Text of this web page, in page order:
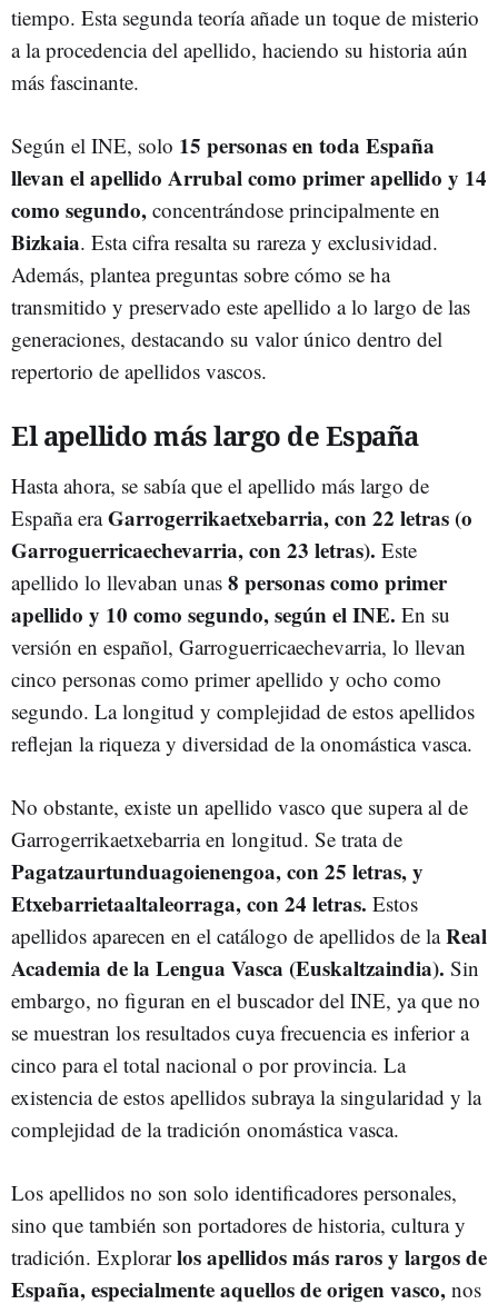
tiempo. Esta segunda teoría añade un toque de misterio
a la procedencia del apellido, haciendo su historia aún
más fascinante.
Según el INE, solo 15 personas en toda España
llevan el apellido Arrubal como primer apellido y 14
como segundo, concentrándose principalmente en
Bizkaia. Esta cifra resalta su rareza y exclusividad.
Además, plantea preguntas sobre cómo se ha
transmitido y preservado este apellido a lo largo de las
generaciones, destacando su valor único dentro del
repertorio de apellidos vascos.
El apellido más largo de España
Hasta ahora, se sabía que el apellido más largo de
España eraGarrogerrikaetxebarria, con 22 letras (o
Garroguerricaechevarria, con 23 letras). Este
apellido lo llevaban unas 8 personas como primer
apellido y 10 como segundo, según el INE. En su
versión en español, Garroguerricaechevarria, lo llevan
cinco personas como primer apellido y ocho como
segundo. La longitud y complejidad de estos apellidos
reflejan la riqueza y diversidad de la onomástica vasca.
No obstante, existe un apellido vasco que supera al de
Garrogerrikaetxebarria en longitud. Se trata de
Pagatzaurtunduagoienengoa, con 25 letras, y
Etxebarrietaaltaleorraga, con 24 letras. Estos
apellidos aparecen en el catálogo de apellidos de laReal
Academia de la Lengua Vasca (Euskaltzaindia). Sin
embargo, no figuran en el buscador del INE, ya que no
se muestran los resultados cuya frecuencia es inferior a
cinco para el total nacional o por provincia. La
existencia de estos apellidos subraya la singularidad y la
complejidad de la tradición onomástica vasca.
Los apellidos no son solo identificadores personales,
sino que también son portadores de historia, cultura y
tradición. Explorarlos apellidos más raros y largos de
España, especialmente aquellos de origen vasco, nos